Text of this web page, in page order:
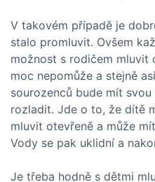
V takovém případě je
stalo promluvit. Ovšem
možnost s rodičem mluvit
moc nepomůže a stejně
sourozenců bude mít
rozladit. Jde o to, že dítě
mluvit otevřeně a může
Vody se pak uklidní a
Je třeba hodně s dětmi